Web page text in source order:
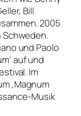
Bill
2005
und Paolo
auf und
Im
‚Magnum
Musik